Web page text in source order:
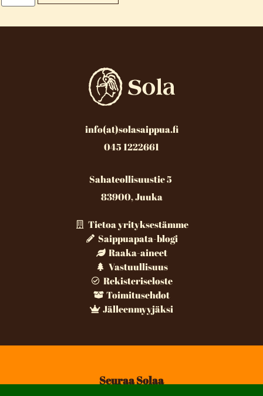
info(at)solasaippua.fi
045 1222661
Sahateollisuustie 5
83900, Juuka
Tietoa yrityksestämme
Saippuapata-blogi
Raaka-aineet
Vastuullisuus
Rekisteriseloste
Toimitusehdot
Jälleenmyyjäksi
Seuraa Solaa